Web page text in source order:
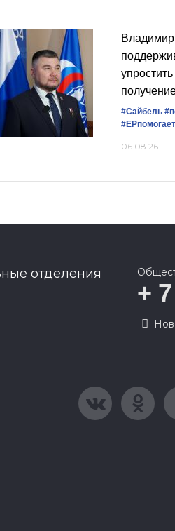
#Сайбель
06.08.26
отделения
+